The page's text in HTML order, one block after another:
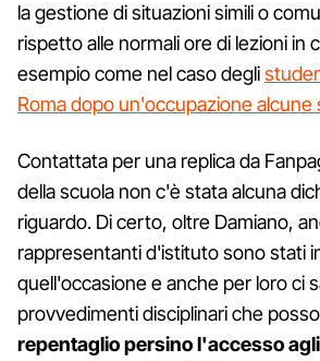
la gestione di situazioni simili o
rispetto alle normali ore di lezioni in
esempio come nel caso degli
Roma dopo un'occupazione
Contattata per una replica da
della scuola non c'è stata alcuna
riguardo. Di certo, oltre Damiano,
rappresentanti d'istituto sono stati
quell'occasione e anche per loro ci
provvedimenti disciplinari che
repentaglio persino l'accesso